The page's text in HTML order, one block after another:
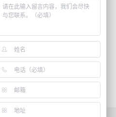
支持
档
报告
资讯
动态
遗传毒理
药敏检测